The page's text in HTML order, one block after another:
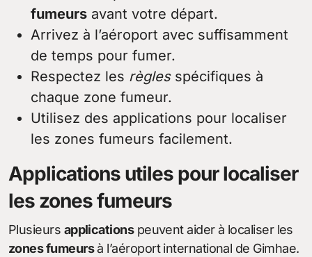
fumeurs avant votre départ.
Arrivez à l’aéroport avec suffisamment
de temps pour fumer.
Respectez les règlesspécifiques à
chaque zone fumeur.
Utilisez des applications pour localiser
les zones fumeurs facilement.
Applications utiles pour localiser
les zones fumeurs
Plusieurs applicationspeuvent aider à localiser les
zones fumeursà l’aéroport international de Gimhae.